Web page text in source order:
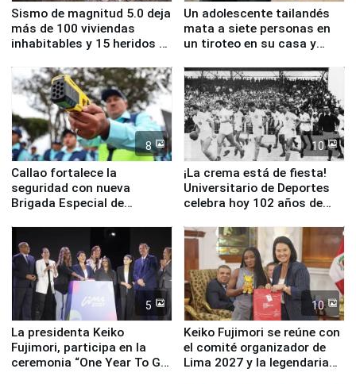
Sismo de magnitud 5.0 deja
más de 100 viviendas
inhabitables y 15 heridos en
Un adolescente tailandés
mata a siete personas en
un tiroteo en su casa y
8
Callao fortalece la
seguridad con nueva
Brigada Especial de
equipamiento para
Serenazgo
10
¡La crema está de fiesta!
Universitario de Deportes
celebra hoy 102 años de
5
La presidenta Keiko
Fujimori, participa en la
ceremonia “One Year To Go
10
Keiko Fujimori se reúne con
el comité organizador de
Lima 2027 y la legendaria